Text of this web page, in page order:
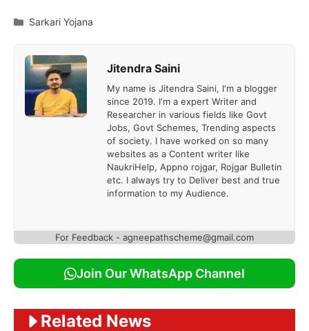
Categories
Sarkari Yojana
Jitendra Saini
My name is Jitendra Saini, I'm a blogger
since 2019. I'm a expert Writer and
Researcher in various fields like Govt
Jobs, Govt Schemes, Trending aspects
of society. I have worked on so many
websites as a Content writer like
NaukriHelp, Appno rojgar, Rojgar Bulletin
etc. I always try to Deliver best and true
information to my Audience.
For Feedback - agneepathscheme@gmail.com
Join Our WhatsApp Channel
Related News